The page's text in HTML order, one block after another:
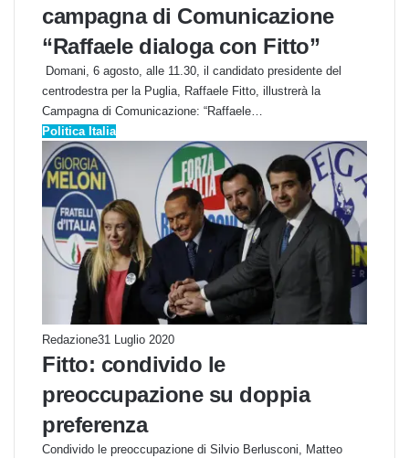
campagna di Comunicazione
“Raffaele dialoga con Fitto”
Domani, 6 agosto, alle 11.30, il candidato presidente del
centrodestra per la Puglia, Raffaele Fitto, illustrerà la
Campagna di Comunicazione: “Raffaele…
Politica Italia
Redazione31 Luglio 2020
Fitto: condivido le
preoccupazione su doppia
preferenza
Condivido le preoccupazione di Silvio Berlusconi, Matteo